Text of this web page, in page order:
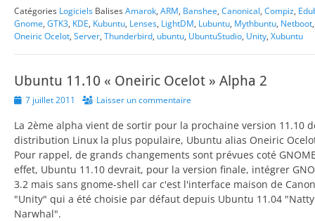
Catégories Logiciels BalisesAmarok, ARM, Banshee, Canonical, Compiz,
Gnome, GTK3, KDE, Kubuntu, Lenses, LightDM, Lubuntu, Mythbuntu, Netboot,
Oneiric Ocelot, Server, Thunderbird, ubuntu, UbuntuStudio, Unity, Xubuntu
Ubuntu 11.10 « Oneiric Ocelot » Alpha 2
Posted7 juillet 2011 Laisser un commentaire
La 2ème alpha vient de sortir pour la prochaine version 11.10
distribution Linux la plus populaire, Ubuntu alias Oneiric
Pour rappel, de grands changements sont prévues coté
effet, Ubuntu 11.10 devrait, pour la version finale, intégrer
3.2 mais sans gnome-shell car c'est l'interface maison de
"Unity" qui a été choisie par défaut depuis Ubuntu 11.04 "Natty
Narwhal".